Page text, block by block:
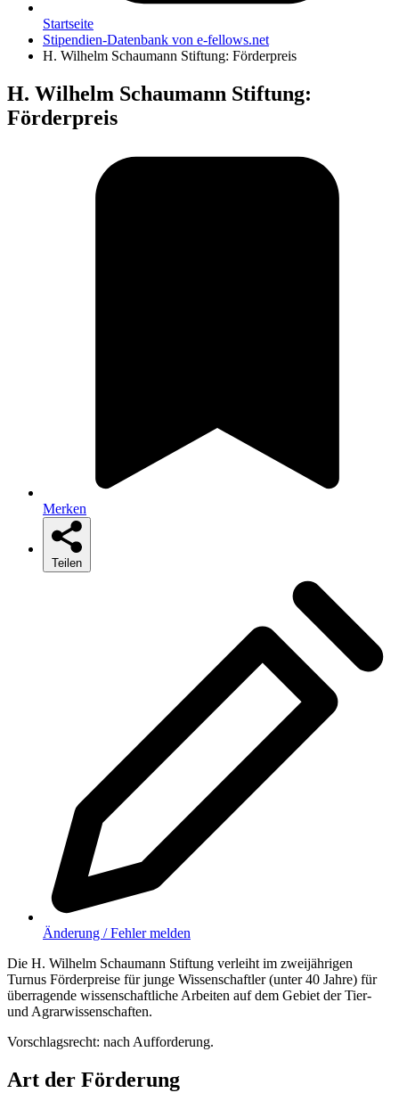
Startseite
Stipendien-Datenbank von e-fellows.net
H. Wilhelm Schaumann Stiftung: Förderpreis
H. Wilhelm Schaumann Stiftung:
Förderpreis
Merken
Teilen
Änderung / Fehler melden
Die H. Wilhelm Schaumann Stiftung verleiht im zweijährigen
Turnus Förderpreise für junge Wissenschaftler (unter 40 Jahre) für
überragende wissenschaftliche Arbeiten auf dem Gebiet der Tier-
und Agrarwissenschaften.
Vorschlagsrecht: nach Aufforderung.
Art der Förderung